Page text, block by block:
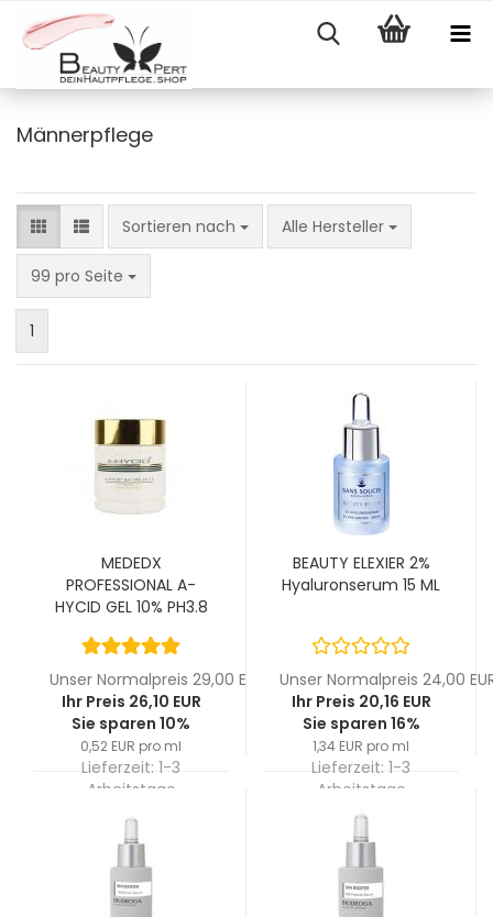
Männerpflege
Sortieren nach
Sortieren nach Alle Hersteller
99 pro Seite
pro Seite
1
MEDEDX
PROFESSIONAL A-
HYCID GEL 10% PH3.8
Unser Normalpreis 29,00 EUR
Ihr Preis 26,10 EUR
Sie sparen 10%
0,52 EUR pro ml
Lieferzeit: 1-3
Arbeitstage
BEAUTY ELEXIER 2%
Hyaluronserum 15 ML
Unser Normalpreis 24,00
Ihr Preis 20,16 EUR
Sie sparen 16%
1,34 EUR pro ml
Lieferzeit: 1-3
Arbeitstage